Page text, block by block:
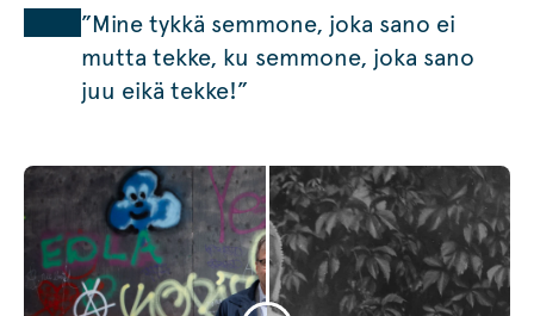
”Mine tykkä semmone, joka sano ei
mutta tekke, ku semmone, joka sano
juu eikä tekke!”